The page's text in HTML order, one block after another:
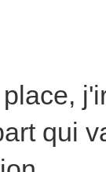
qui